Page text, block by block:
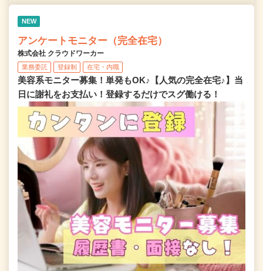
NEW
アンケートモニター（完全在宅）
株式会社 クラウドワーカー
業務委託 登録制 在宅・内職
美容系モニター募集！単発もOK♪【人気の完全在宅♪】当
日に謝礼をお支払い！登録するだけでスグ働ける！